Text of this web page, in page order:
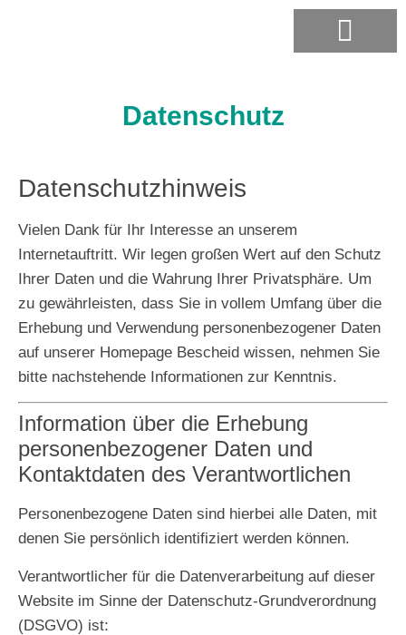
Datenschutz
Datenschutzhinweis
Vielen Dank für Ihr Interesse an unserem
Internetauftritt. Wir legen großen Wert auf den Schutz
Ihrer Daten und die Wahrung Ihrer Privatsphäre. Um
zu gewährleisten, dass Sie in vollem Umfang über die
Erhebung und Verwendung personenbezogener Daten
auf unserer Homepage Bescheid wissen, nehmen Sie
bitte nachstehende Informationen zur Kenntnis.
Information über die Erhebung
personenbezogener Daten und
Kontaktdaten des Verantwortlichen
Personenbezogene Daten sind hierbei alle Daten, mit
denen Sie persönlich identifiziert werden können.
Verantwortlicher für die Datenverarbeitung auf dieser
Website im Sinne der Datenschutz-Grundverordnung
(DSGVO) ist: